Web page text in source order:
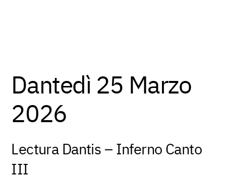
Dantedì 25 Marzo
2026
Lectura Dantis – Inferno Canto
III